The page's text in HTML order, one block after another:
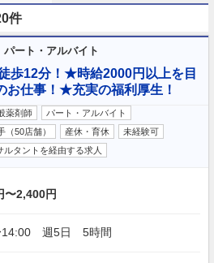
件
パート・アルバイト
12分！★時給2000円以上を目
仕事！★充実の福利厚生！
薬剤師
パート・アルバイト
（50店舗） 産休・育休
未経験可
ルタントを経由する求人
〜2,400円
14:00 週5日 5時間